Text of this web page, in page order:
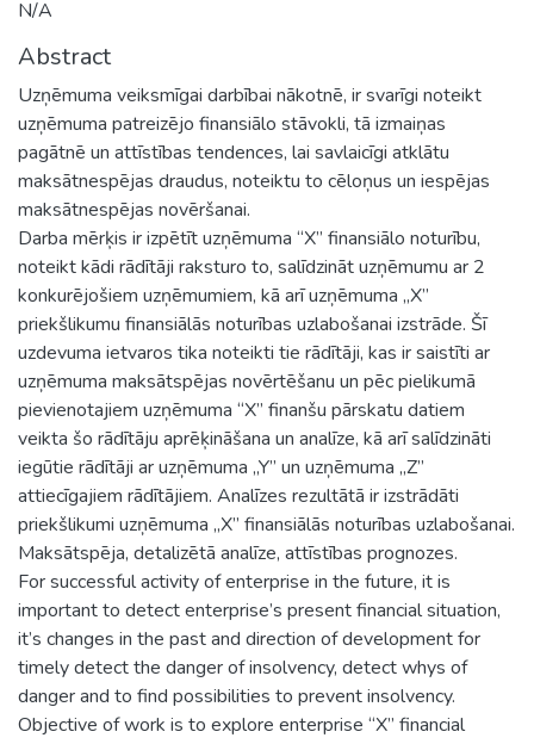
N/A
Abstract
Uzņēmuma veiksmīgai darbībai nākotnē, ir svarīgi noteikt
uzņēmuma patreizējo finansiālo stāvokli, tā izmaiņas
pagātnē un attīstības tendences, lai savlaicīgi atklātu
maksātnespējas draudus, noteiktu to cēloņus un iespējas
maksātnespējas novēršanai.
Darba mērķis ir izpētīt uzņēmuma “X” finansiālo noturību,
noteikt kādi rādītāji raksturo to, salīdzināt uzņēmumu ar 2
konkurējošiem uzņēmumiem, kā arī uzņēmuma „X”
priekšlikumu finansiālās noturības uzlabošanai izstrāde. Šī
uzdevuma ietvaros tika noteikti tie rādītāji, kas ir saistīti ar
uzņēmuma maksātspējas novērtēšanu un pēc pielikumā
pievienotajiem uzņēmuma “X” finanšu pārskatu datiem
veikta šo rādītāju aprēķināšana un analīze, kā arī salīdzināti
iegūtie rādītāji ar uzņēmuma „Y” un uzņēmuma „Z”
attiecīgajiem rādītājiem. Analīzes rezultātā ir izstrādāti
priekšlikumi uzņēmuma „X” finansiālās noturības uzlabošanai.
Maksātspēja, detalizētā analīze, attīstības prognozes.
For successful activity of enterprise in the future, it is
important to detect enterprise’s present financial situation,
it’s changes in the past and direction of development for
timely detect the danger of insolvency, detect whys of
danger and to find possibilities to prevent insolvency.
Objective of work is to explore enterprise “X” financial